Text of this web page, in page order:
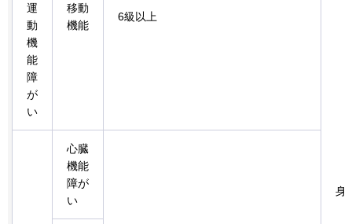
身
運
動
機
能
障
が
い
移動
機能
6級以上
心臓
機能
障が
い